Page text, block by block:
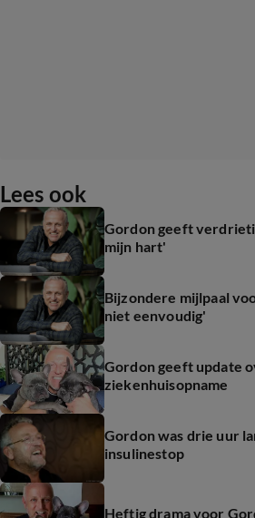
Lees ook
Gordon geeft
mijn hart'
Bijzondere mijlpaal
niet eenvoudig'
Gordon geeft update
ziekenhuisopname
Gordon was drie uur
insulinestop
Heftig drama voor